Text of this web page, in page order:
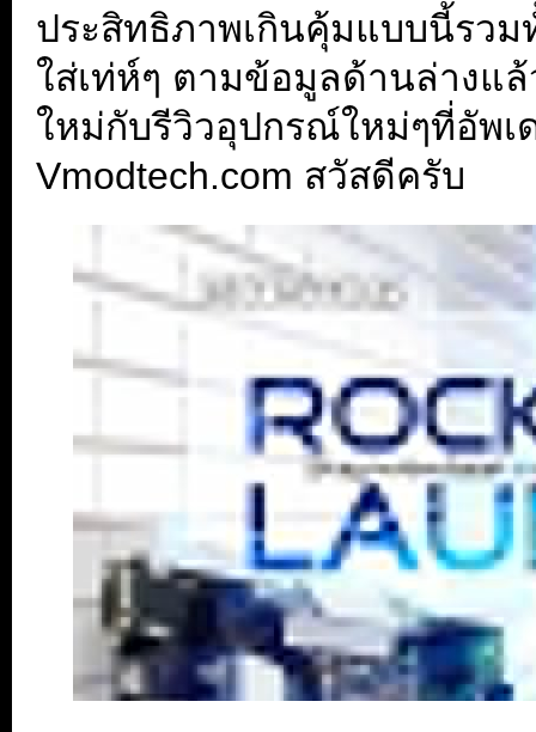
ประสิทธิภาพเกินคุ้มแบบนี้รวม
ใส่เท่ห์ๆ ตามข้อมูลด้านล่าง
ใหม่กับรีวิวอุปกรณ์ใหม่ๆที่อัพ
Vmodtech.com สวัสดีครับ